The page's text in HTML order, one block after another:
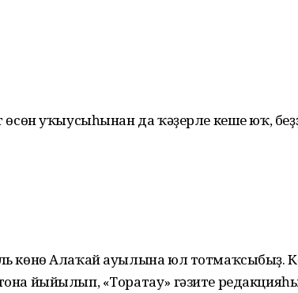
өсөн уҡыусыһынан да ҡәҙерле кеше юҡ,
көнө Алаҡай ауылына юл тотмаҡсыбыҙ.
йыйылып, «Торатау» гәзите